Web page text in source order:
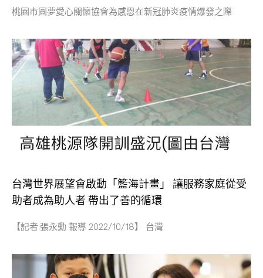
桃園市圓夢愛心關懷協會為感恩在新冠肺炎疫情爆發之際
台灣世界展望會啟動「籃海計畫」 讓服務家庭從受
助者成為助人者 帶出了善的循環
【記者:張永勳 報導 2022/10/18】 台灣